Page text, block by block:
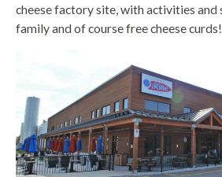
cheese factory site, with activities and
family and of course free cheese curds!